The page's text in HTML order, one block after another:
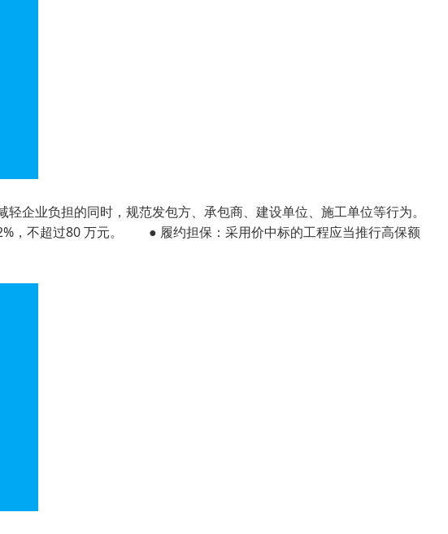
企业负担的同时，规范发包方、承包商、建设单位、施工单位等行为
，不超过80 万元。 ● 履约担保：采用价中标的工程应当推行高保额